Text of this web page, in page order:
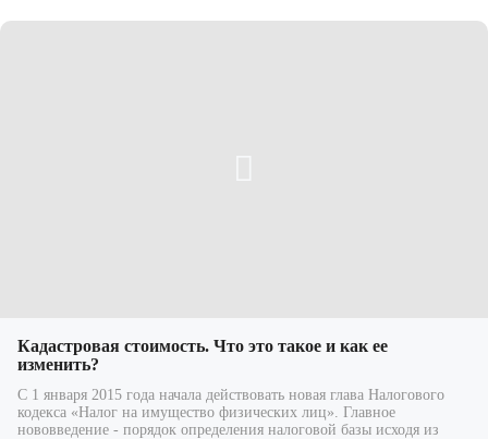
Кадастровая стоимость. Что это такое и как ее
изменить?
С 1 января 2015 года начала действовать новая глава Налогового
кодекса «Налог на имущество физических лиц». Главное
нововведение - порядок определения налоговой базы исходя из